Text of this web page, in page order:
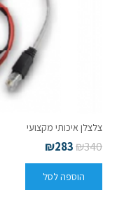
צלצלן איכותי מקצועי
₪340
₪283
הוספה לסל